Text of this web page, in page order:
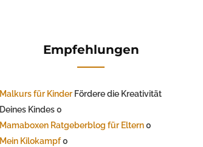
Empfehlungen
Malkurs für Kinder Fördere die Kreativität
Deines Kindes 0
Mamaboxen Ratgeberblog für Eltern0
Mein Kilokampf0